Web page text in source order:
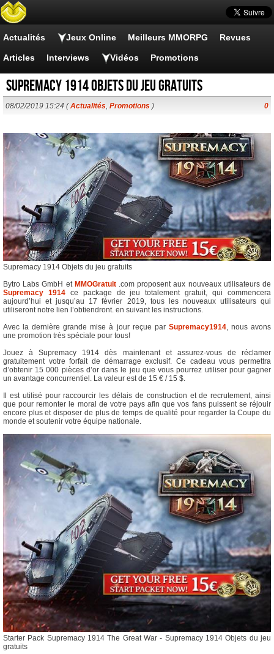
Actualités Jeux Online Meilleurs MMORPG Revues
Articles Interviews Vidéos Promotions
Supremacy 1914 Objets du jeu gratuits
08/02/2019 15:24 (Actualités, Promotions ) 0
Supremacy 1914 Objets du jeu gratuits
Bytro Labs GmbH et MMOGratuit.com proposent aux nouveaux utilisateurs de
Supremacy 1914ce package de jeu totalement gratuit, qui commencera
aujourd’hui et jusqu’au 17 février 2019, tous les nouveaux utilisateurs qui
utiliseront notre lien l’obtiendront. en suivant les instructions.
Avec la dernière grande mise à jour reçue par Supremacy1914, nous avons
une promotion très spéciale pour tous!
Jouez à Supremacy 1914 dès maintenant et assurez-vous de réclamer
gratuitement votre forfait de démarrage exclusif. Ce cadeau vous permettra
d’obtenir 15 000 pièces d’or dans le jeu que vous pourrez utiliser pour gagner
un avantage concurrentiel. La valeur est de 15 € / 15 $.
Il est utilisé pour raccourcir les délais de construction et de recrutement, ainsi
que pour remonter le moral de votre pays afin que vos fans puissent se réjouir
encore plus et disposer de plus de temps de qualité pour regarder la Coupe du
monde et soutenir votre équipe nationale.
Starter Pack Supremacy 1914 The Great War - Supremacy 1914 Objets du jeu
gratuits